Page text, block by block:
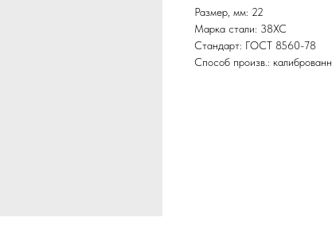
Размер, мм: 22
Марка стали: 38ХС
Стандарт: ГОСТ 8560-78
Способ произв.: